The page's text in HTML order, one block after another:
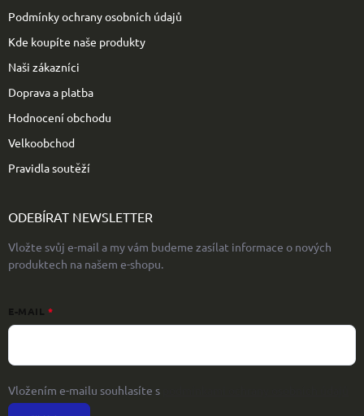
Podmínky ochrany osobních údajů
Kde koupíte naše produkty
Naši zákazníci
Doprava a platba
Hodnocení obchodu
Velkoobchod
Pravidla soutěží
ODEBÍRAT NEWSLETTER
Vložte svůj e-mail a my vám budeme zasílat informace o nových
produktech na našem e-shopu.
E-MAIL
Vložením e-mailu souhlasíte s